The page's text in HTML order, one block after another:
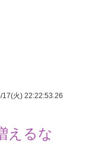
17(火) 22:22:53.26
えるな